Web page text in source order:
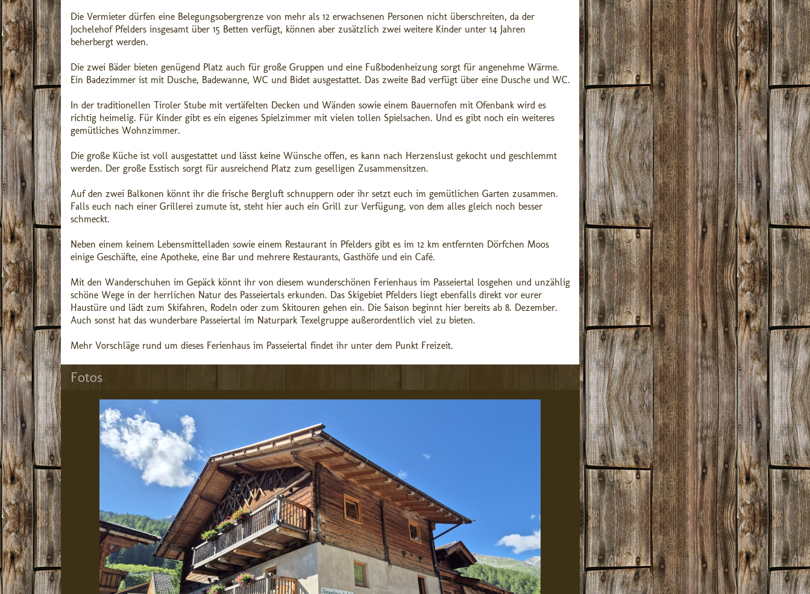
Die Vermieter dürfen eine Belegungsobergrenze von mehr als 12 erwachsenen Personen nicht überschreiten, da der
Jochelehof Pfelders insgesamt über 15 Betten verfügt, können aber zusätzlich zwei weitere Kinder unter 14 Jahren
beherbergt werden.
Die zwei Bäder bieten genügend Platz auch für große Gruppen und eine Fußbodenheizung sorgt für angenehme Wärme.
Ein Badezimmer ist mit Dusche, Badewanne, WC und Bidet ausgestattet. Das zweite Bad verfügt über eine Dusche und WC.
In der traditionellen Tiroler Stube mit vertäfelten Decken und Wänden sowie einem Bauernofen mit Ofenbank wird es
richtig heimelig. Für Kinder gibt es ein eigenes Spielzimmer mit vielen tollen Spielsachen. Und es gibt noch ein weiteres
gemütliches Wohnzimmer.
Die große Küche ist voll ausgestattet und lässt keine Wünsche offen, es kann nach Herzenslust gekocht und geschlemmt
werden. Der große Esstisch sorgt für ausreichend Platz zum geselligen Zusammensitzen.
Auf den zwei Balkonen könnt ihr die frische Bergluft schnuppern oder ihr setzt euch im gemütlichen Garten zusammen.
Falls euch nach einer Grillerei zumute ist, steht hier auch ein Grill zur Verfügung, von dem alles gleich noch besser
schmeckt.
Neben einem keinem Lebensmittelladen sowie einem Restaurant in Pfelders gibt es im 12 km entfernten Dörfchen Moos
einige Geschäfte, eine Apotheke, eine Bar und mehrere Restaurants, Gasthöfe und ein Café.
Mit den Wanderschuhen im Gepäck könnt ihr von diesem wunderschönen Ferienhaus im Passeiertal losgehen und unzählig
schöne Wege in der herrlichen Natur des Passeiertals erkunden. Das Skigebiet Pfelders liegt ebenfalls direkt vor eurer
Haustüre und lädt zum Skifahren, Rodeln oder zum Skitouren gehen ein. Die Saison beginnt hier bereits ab 8. Dezember.
Auch sonst hat das wunderbare Passeiertal im Naturpark Texelgruppe außerordentlich viel zu bieten.
Mehr Vorschläge rund um dieses Ferienhaus im Passeiertal findet ihr unter dem Punkt Freizeit.
Fotos